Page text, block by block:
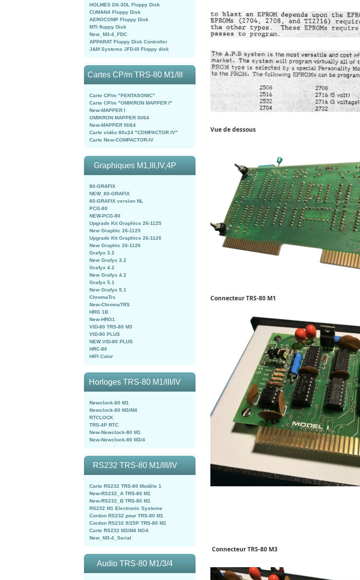
HOLMES DX-3DL Floppy Disk
CUMANA Floppy Disk
AEROCOMP Floppy Disk
MTI floppy Disk
New_M3-4_FDC
APPARAT Floppy Disk Controller
J&M Systems JFD-III Floppy disk
Cartes CP/m TRS-80 M1/III
Carte CP/m "PENTASONIC"
Carte CP/m "OMIKRON MAPPER I"
New-MAPPER I
OMIKRON MAPPER III/64
New-MAPPER III/64
Carte vidéo 80x24 "COMPACTOR IV"
Carte New-COMPACTOR-IV
Graphiques M1,III,IV,4P
80-GRAFIX
NEW_80-GRAFIX
80-GRAFIX version NL
PCG-80
NEW-PCG-80
Upgrade Kit Graphics 26-1125
New Graphic 26-1125
Upgrade Kit Graphics 26-1126
New Graphic 26-1126
Grafyx 3.2
New Grafyx 3.2
Grafyx 4.2
New Grafyx 4.2
Grafyx 5.1
New Grafyx 5.1
ChromaTrs
New-ChromaTRS
HRG 1B
New-HRG1
VID-80 TRS-80 M3
VID-80 PLUS
NEW VID-80 PLUS
HRC-80
HIFI Color
Horloges TRS-80 M1/III/IV
Newclock-80 M1
Newclock-80 M3/M4
RTCLOCK
TRS-4P RTC
New-Newclock-80 M1
New-Newclock-80 M3/4
RS232 TRS-80 M1/III/IV
Carte RS232 TRS-80 Modèle 1
New-RS232_A TRS-80 M1
New-RS232_B TRS-80 M1
RS232 M1 Electronic Systeme
Cordon RS232 pour TRS-80 M1
Cordon RS232 9/25P TRS-80 M1
Carte RS232 M3/M4 NGA
New_M3-4_Serial
Audio TRS-80 M1/3/4
Vue de dessous
Connecteur TRS-80 M1
Connecteur TRS-80 M3